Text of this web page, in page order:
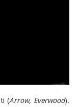
(Arrow, Everwood).